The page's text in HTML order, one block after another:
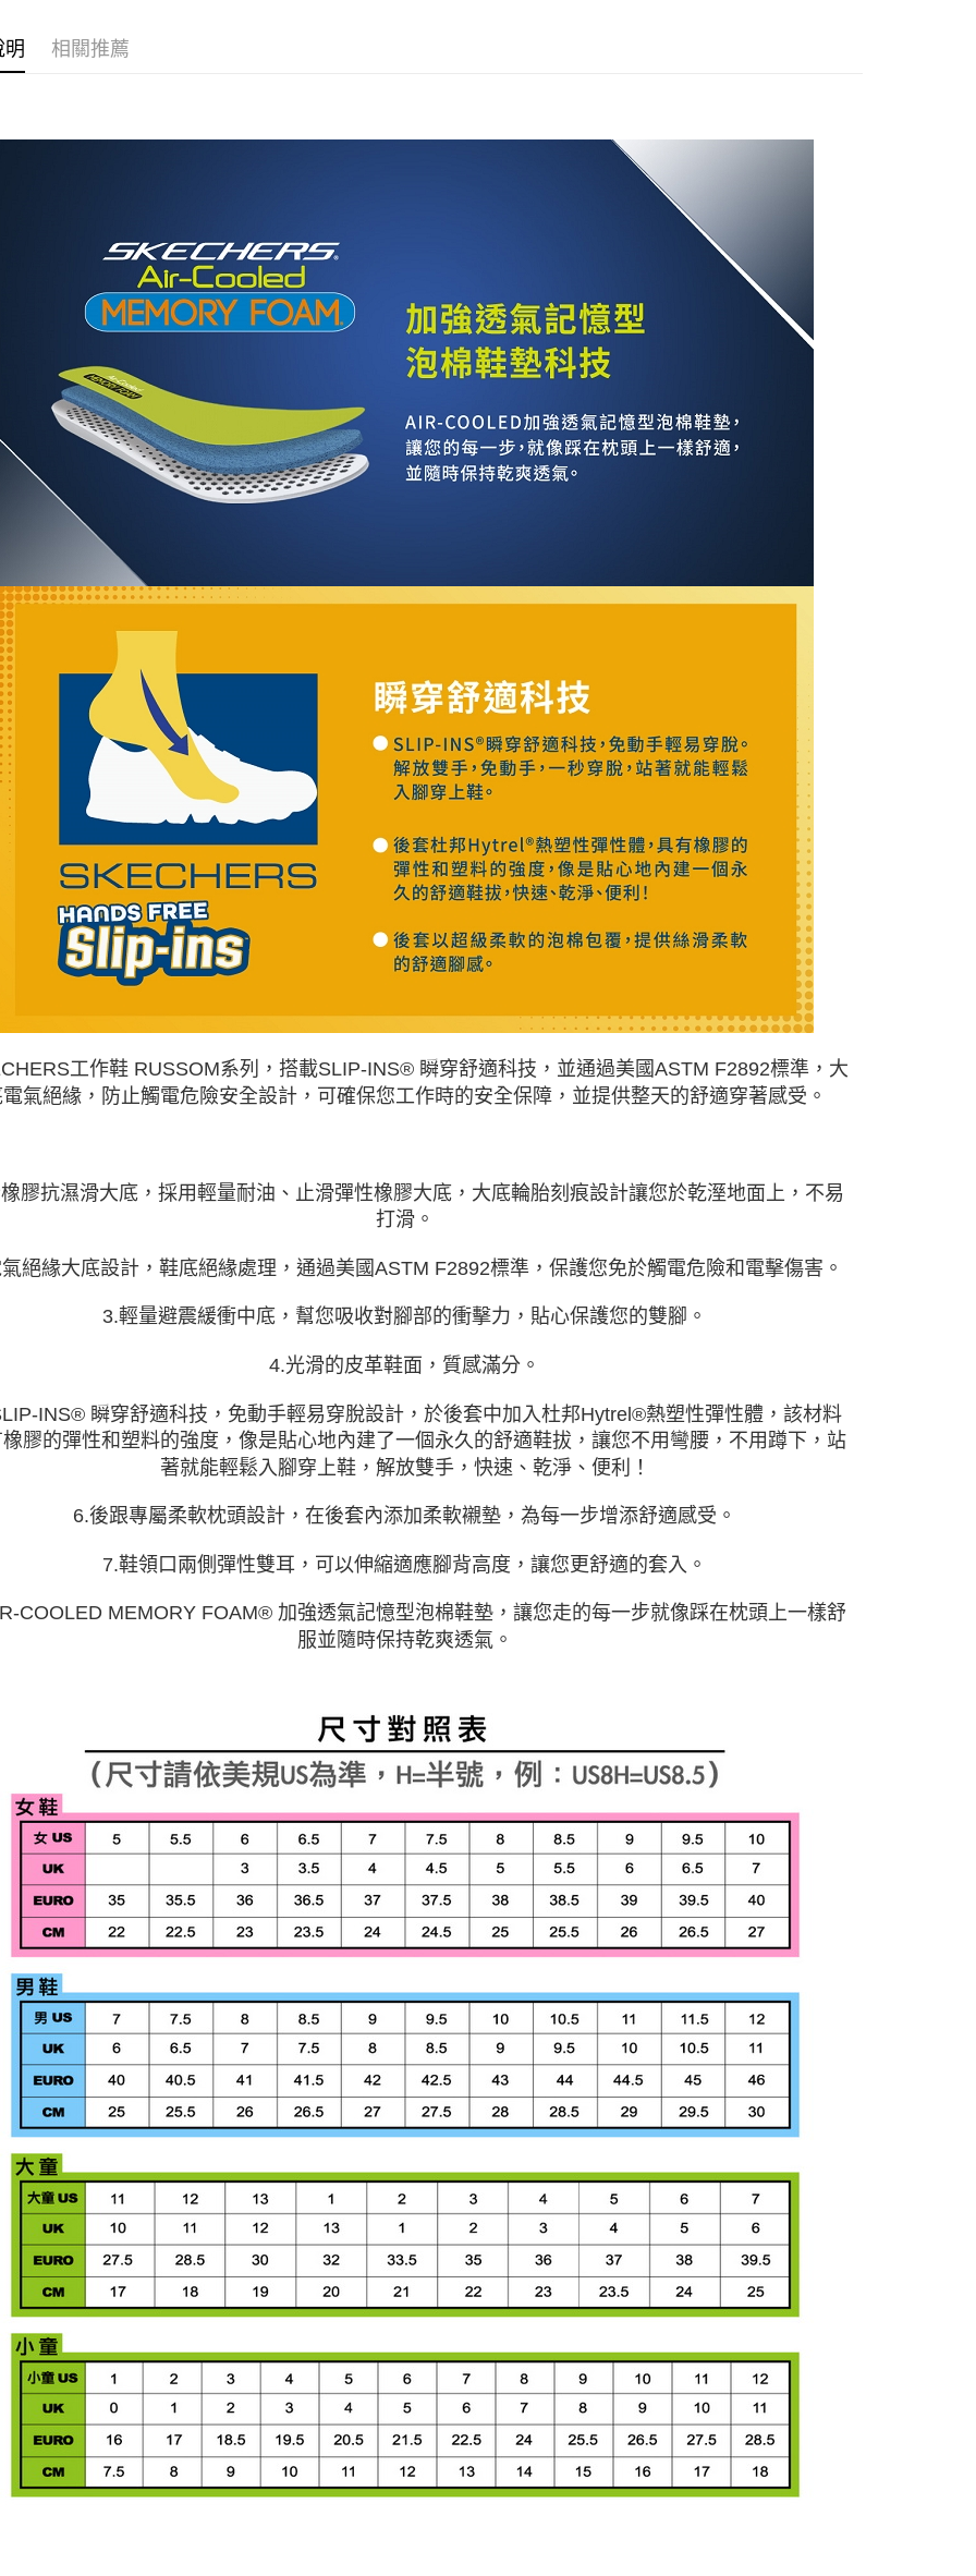
明 相關推薦
工作鞋 RUSSOM系列，搭載SLIP-INS® 瞬穿舒適科技，並通過美國ASTM F2892標準，大
氣絕緣，防止觸電危險安全設計，可確保您工作時的安全保障，並提供整天的舒適穿著感受。
膠抗濕滑大底，採用輕量耐油、止滑彈性橡膠大底，大底輪胎刻痕設計讓您於乾溼地面上，不易
打滑。
絕緣大底設計，鞋底絕緣處理，通過美國ASTM F2892標準，保護您免於觸電危險和電擊傷害。
3.輕量避震緩衝中底，幫您吸收對腳部的衝擊力，貼心保護您的雙腳。
4.光滑的皮革鞋面，質感滿分。
INS® 瞬穿舒適科技，免動手輕易穿脫設計，於後套中加入杜邦Hytrel®熱塑性彈性體，該材料
膠的彈性和塑料的強度，像是貼心地內建了一個永久的舒適鞋拔，讓您不用彎腰，不用蹲下，站
著就能輕鬆入腳穿上鞋，解放雙手，快速、乾淨、便利！
6.後跟專屬柔軟枕頭設計，在後套內添加柔軟襯墊，為每一步增添舒適感受。
7.鞋領口兩側彈性雙耳，可以伸縮適應腳背高度，讓您更舒適的套入。
COOLED MEMORY FOAM® 加強透氣記憶型泡棉鞋墊，讓您走的每一步就像踩在枕頭上一樣舒
服並隨時保持乾爽透氣。